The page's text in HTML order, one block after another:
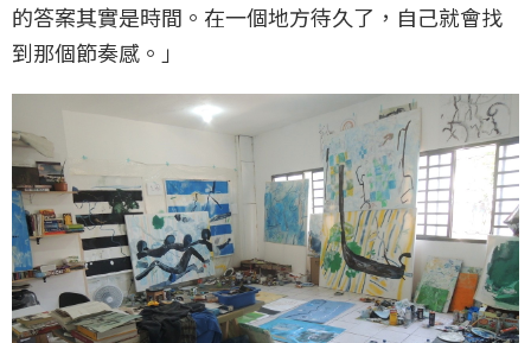
的答案其實是時間。在一個地方待久了，自己就會找
到那個節奏感。」